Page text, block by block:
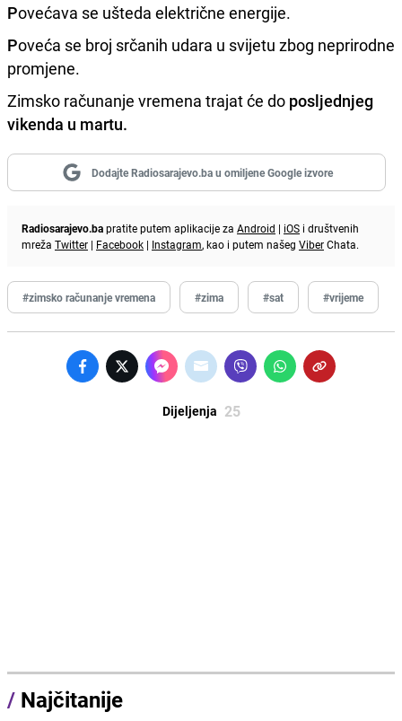
Povećava se ušteda električne energije.
Poveća se broj srčanih udara u svijetu zbog neprirodne
promjene.
Zimsko računanje vremena trajat će do posljednjeg
vikenda u martu.
Dodajte Radiosarajevo.ba u omiljene Google izvore
Radiosarajevo.bapratite putem aplikacije za Android | iOS i društvenih
mreža Twitter | Facebook | Instagram, kao i putem našeg ViberChata.
#zimsko računanje vremena #zima #sat #vrijeme
Dijeljenja 25
/ Najčitanije